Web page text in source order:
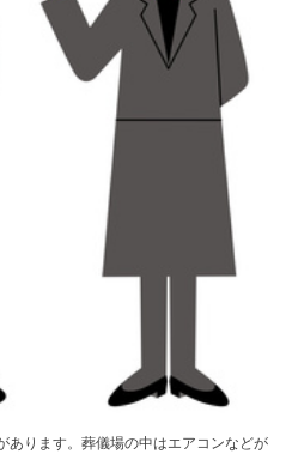
あります。葬儀場の中はエアコンなどが